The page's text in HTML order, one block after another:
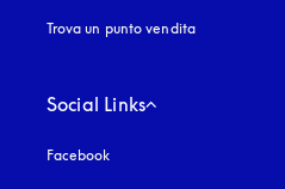
Trova un punto vendita
Social Links
Facebook